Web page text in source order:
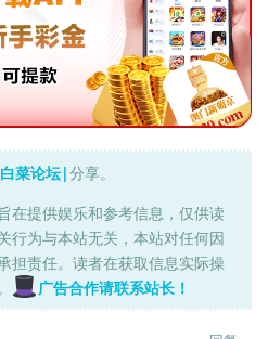
菜论坛|分享。
在提供娱乐和参考信息，仅供读
行为与本站无关，本站对任何因
担责任。读者在获取信息实际操
广告合作请联系站长！